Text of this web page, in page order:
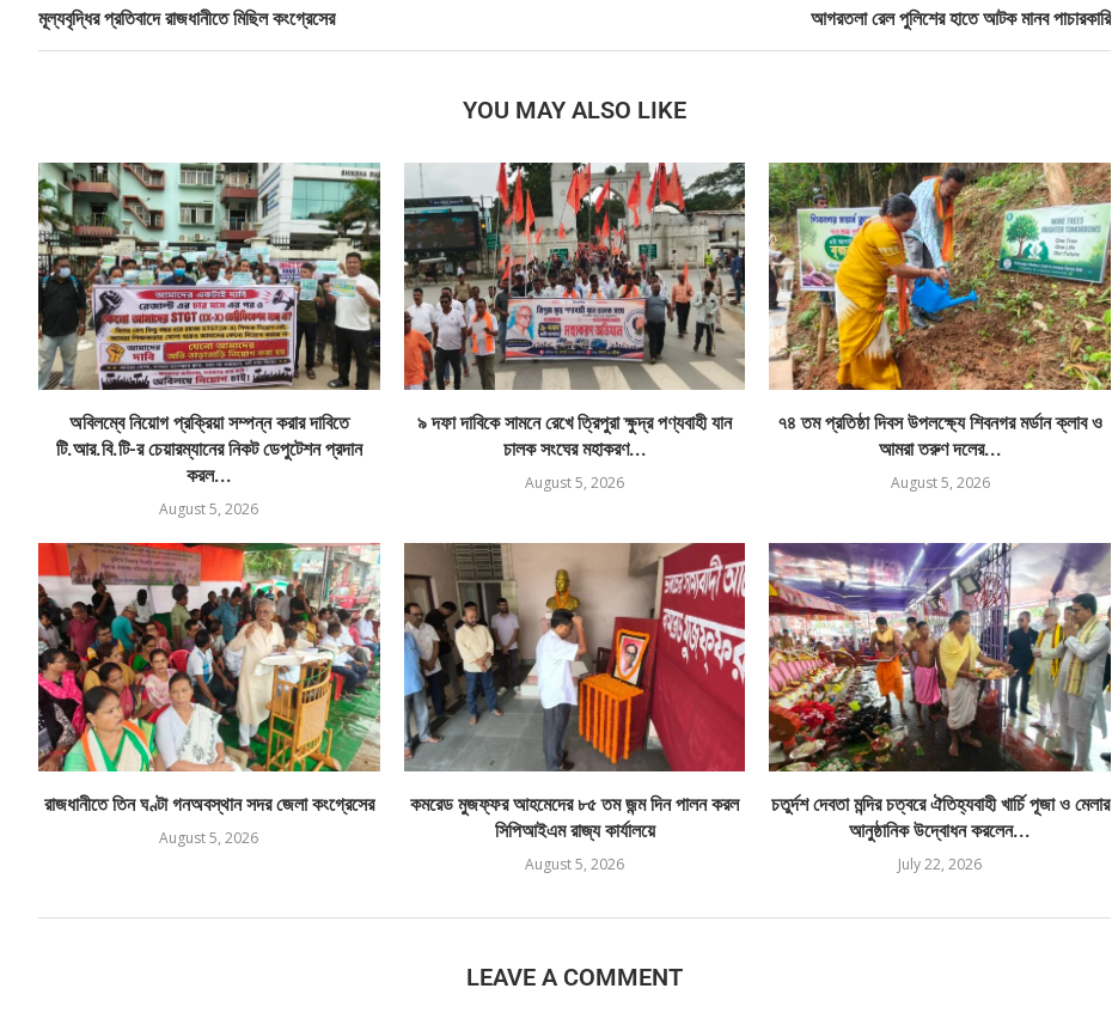
মূল্যবৃদ্ধির প্রতিবাদে রাজধানীতে মিছিল কংগ্রেসের আগরতলা রেল পুলিশের হাতে আটক মানব পাচারকারি
YOU MAY ALSO LIKE
অবিলম্বে নিয়োগ প্রক্রিয়া সম্পন্ন করার দাবিতে
টি.আর.বি.টি-র চেয়ারম্যানের নিকট ডেপুটেশন প্রদান
করল...
August 5, 2026
৯ দফা দাবিকে সামনে রেখে ত্রিপুরা ক্ষুদ্র পণ্যবাহী যান
চালক সংঘের মহাকরণ...
August 5, 2026
৭৪ তম প্রতিষ্ঠা দিবস উপলক্ষ্যে শিবনগর মর্ডান ক্লাব ও
আমরা তরুণ দলের...
August 5, 2026
রাজধানীতে তিন ঘণ্টা গনঅবস্থান সদর জেলা কংগ্রেসের
August 5, 2026
কমরেড মুজফ্ফর আহমেদের ৮৫ তম জন্ম দিন পালন করল
সিপিআইএম রাজ্য কার্যালয়ে
August 5, 2026
চতুর্দশ দেবতা মন্দির চত্বরে ঐতিহ্যবাহী খার্চি পূজা ও মেলার
আনুষ্ঠানিক উদ্বোধন করলেন...
July 22, 2026
LEAVE A COMMENT